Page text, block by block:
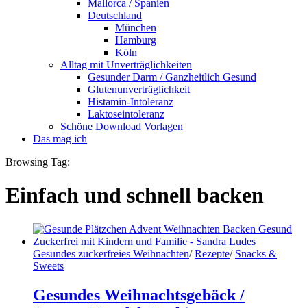
Mallorca / Spanien
Deutschland
München
Hamburg
Köln
Alltag mit Unverträglichkeiten
Gesunder Darm / Ganzheitlich Gesund
Glutenunverträglichkeit
Histamin-Intoleranz
Laktoseintoleranz
Schöne Download Vorlagen
Das mag ich
Browsing Tag:
Einfach und schnell backen
Gesundes zuckerfreies Weihnachten/ Rezepte/ Snacks &
Sweets
Gesundes Weihnachtsgebäck /